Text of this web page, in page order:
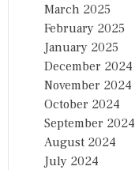
March 2025
February 2025
January 2025
December 2024
November 2024
October 2024
September 2024
August 2024
July 2024